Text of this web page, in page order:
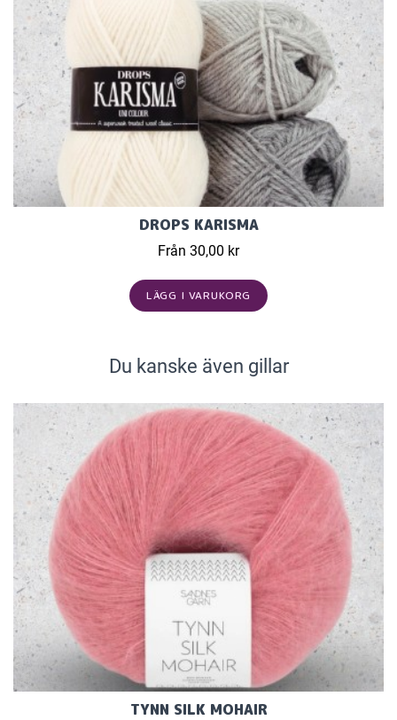
DROPS KARISMA
Från 30,00 kr
LÄGG I VARUKORG
Du kanske även gillar
TYNN SILK MOHAIR